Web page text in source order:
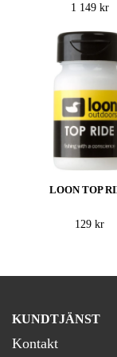
1 149 kr
LOON TOP
129 kr
KUNDTJÄNST
Kontakt